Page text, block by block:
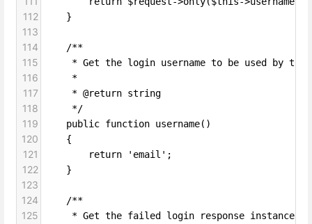
112
    }
113
114
    /**
115
* Get the login username to be used by the
116
     *
117
     * @return string
118
     */
119
    public function username()
120
    {
121
        return 'email';
122
    }
123
124
    /**
125
     * Get the failed login response instance.